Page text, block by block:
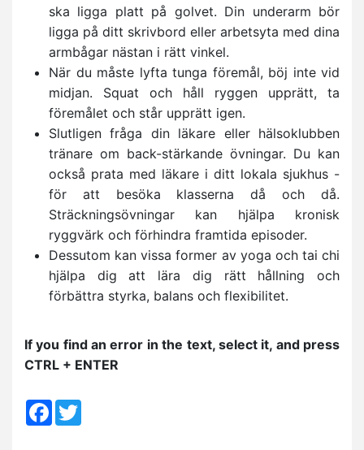
ska ligga platt på golvet. Din underarm bör
ligga på ditt skrivbord eller arbetsyta med dina
armbågar nästan i rätt vinkel.
När du måste lyfta tunga föremål, böj inte vid
midjan. Squat och håll ryggen upprätt, ta
föremålet och står upprätt igen.
Slutligen fråga din läkare eller hälsoklubben
tränare om back-stärkande övningar. Du kan
också prata med läkare i ditt lokala sjukhus -
för att besöka klasserna då och då.
Sträckningsövningar kan hjälpa kronisk
ryggvärk och förhindra framtida episoder.
Dessutom kan vissa former av yoga och tai chi
hjälpa dig att lära dig rätt hållning och
förbättra styrka, balans och flexibilitet.
If you find an error in the text, select it, and press
CTRL + ENTER
Facebook